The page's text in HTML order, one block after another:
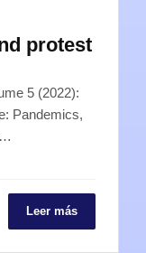
protest
5 (2022):
Pandemics,
Leer más